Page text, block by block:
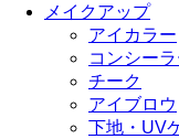
メイクアップ
アイカラー
コンシー
チーク
アイブロウ
下地・UV